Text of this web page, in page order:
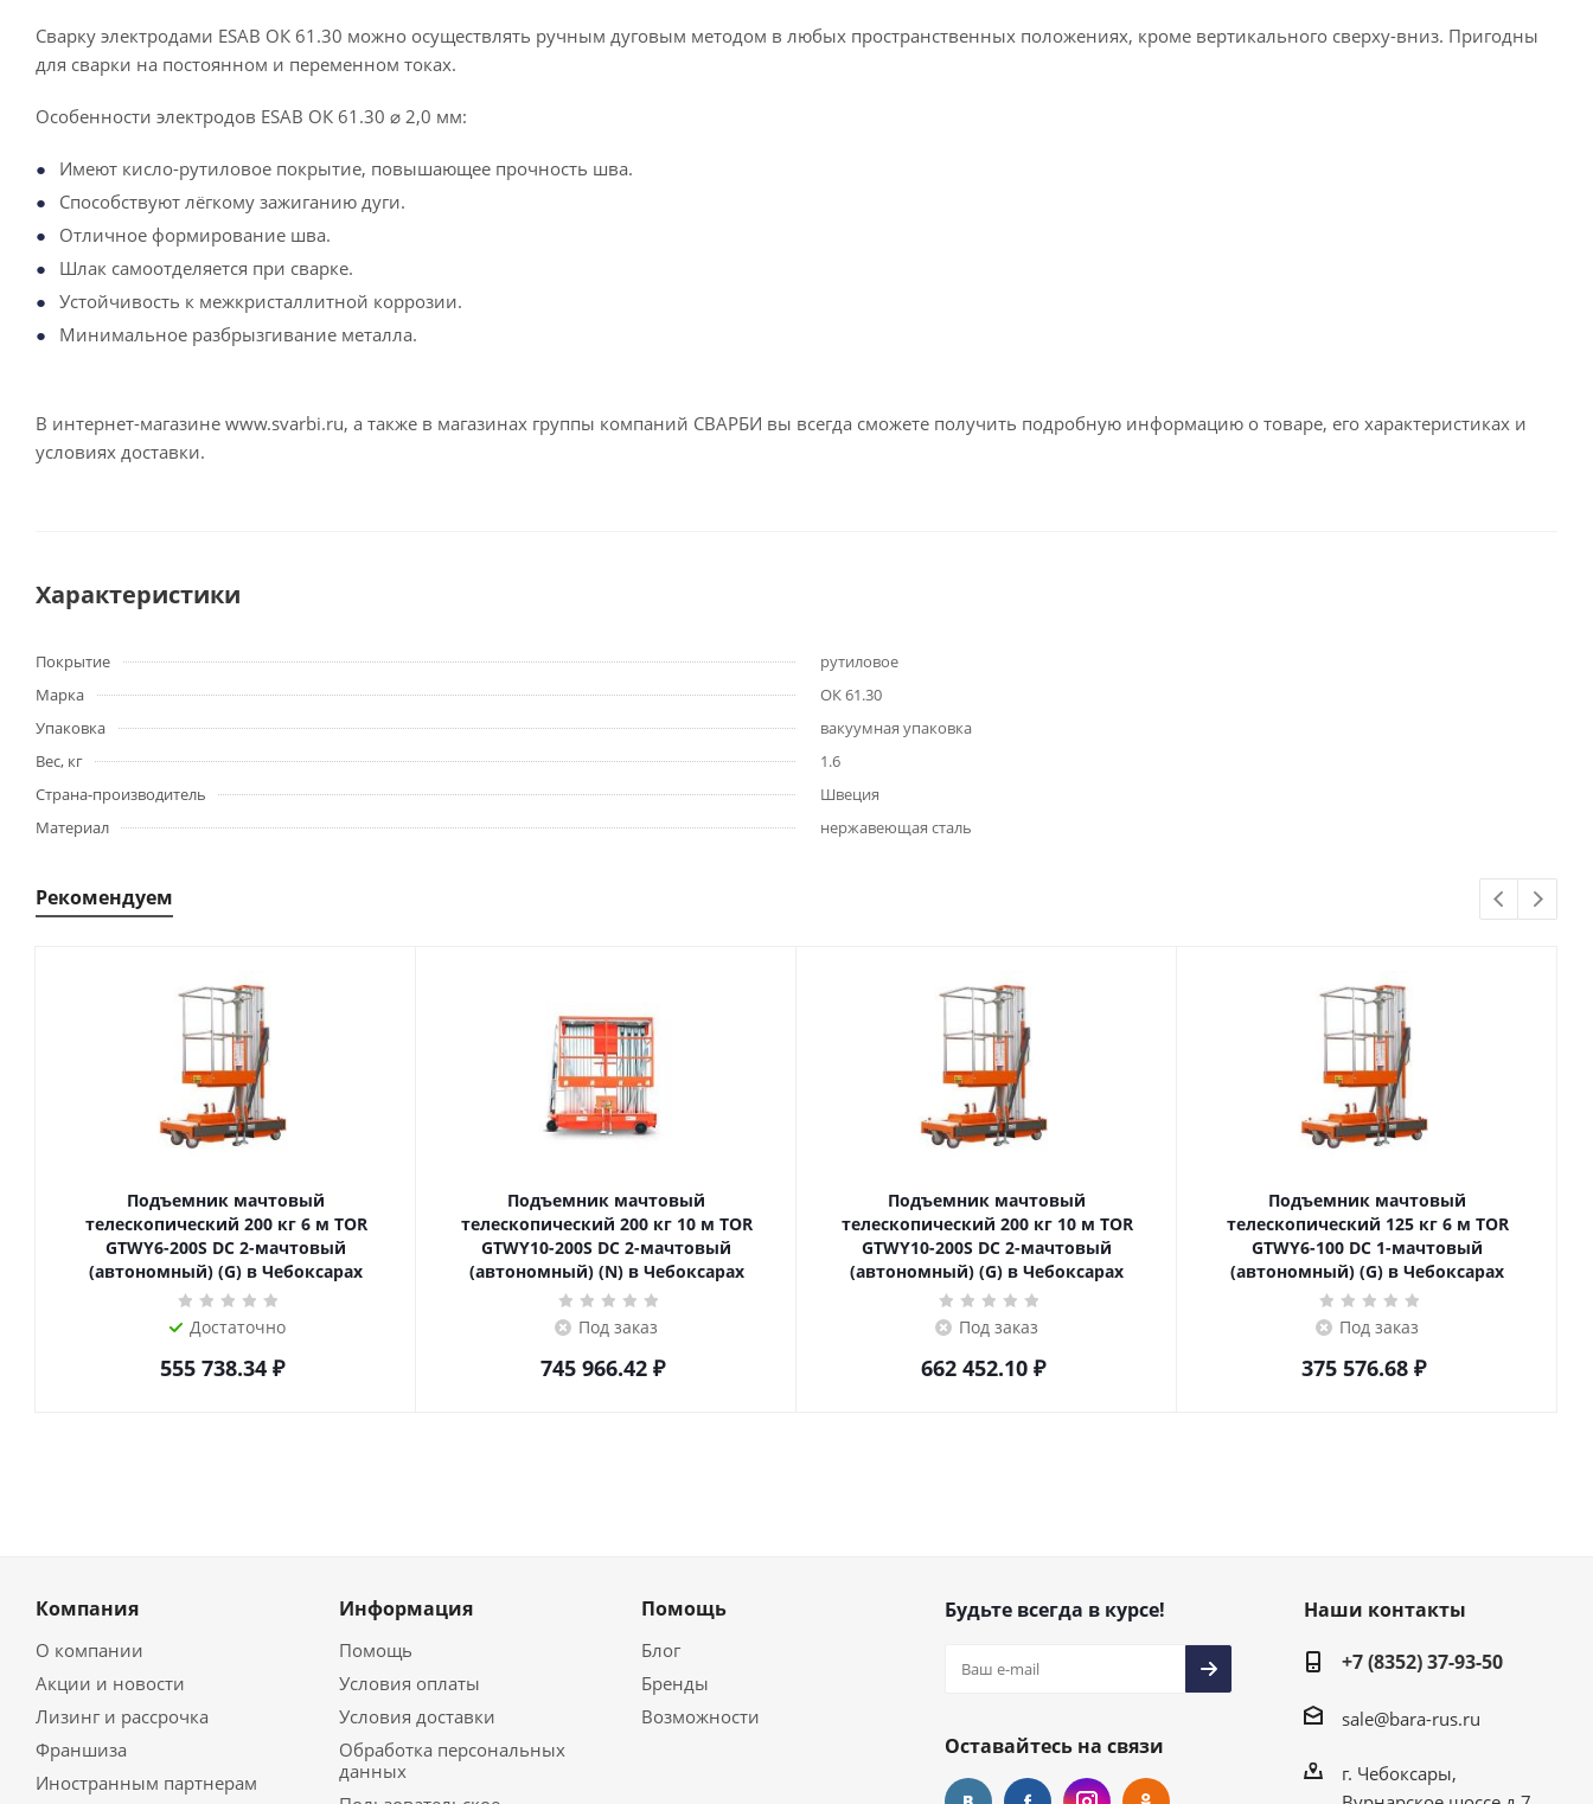
Сварку электродами ESAB ОК 61.30 можно осуществлять ручным дуговым методом в любых пространственных положениях, кроме вертикального сверху-вниз. Пригодны
для сварки на постоянном и переменном токах.
Особенности электродов ESAB ОК 61.30 ⌀ 2,0 мм:
Имеют кисло-рутиловое покрытие, повышающее прочность шва.
Способствуют лёгкому зажиганию дуги.
Отличное формирование шва.
Шлак самоотделяется при сварке.
Устойчивость к межкристаллитной коррозии.
Минимальное разбрызгивание металла.
В интернет-магазине www.svarbi.ru, а также в магазинах группы компаний СВАРБИ вы всегда сможете получить подробную информацию о товаре, его характеристиках и
условиях доставки.
Характеристики
Покрытие
рутиловое
Марка
ОК 61.30
Упаковка
вакуумная упаковка
Вес, кг
1.6
Страна-производитель
Швеция
Материал
нержавеющая сталь
Рекомендуем
Подъемник мачтовый
телескопический 200 кг 6 м TOR
GTWY6-200S DC 2-мачтовый
(автономный) (G) в Чебоксарах
Достаточно
555 738.34₽
Подъемник мачтовый
телескопический 200 кг 10 м TOR
GTWY10-200S DC 2-мачтовый
(автономный) (N) в Чебоксарах
Под заказ
745 966.42₽
Подъемник мачтовый
телескопический 200 кг 10 м TOR
GTWY10-200S DC 2-мачтовый
(автономный) (G) в Чебоксарах
Под заказ
662 452.10₽
Подъемник мачтовый
телескопический 125 кг 6 м TOR
GTWY6-100 DC 1-мачтовый
(автономный) (G) в Чебоксарах
Под заказ
375 576.68₽
Компания
О компании
Акции и новости
Лизинг и рассрочка
Франшиза
Иностранным партнерам
Информация
Помощь
Условия оплаты
Условия доставки
Обработка персональных
данных
Помощь
Блог
Бренды
Возможности
Будьте всегда в курсе!
Оставайтесь на связи
Наши контакты
+7 (8352) 37-93-50
sale@bara-rus.ru
г. Чебоксары,